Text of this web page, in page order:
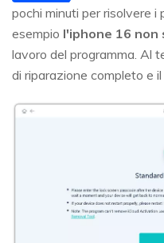
pochi minuti per risolvere i
esempio l'iphone 16 non
lavoro del programma. Al
di riparazione completo e